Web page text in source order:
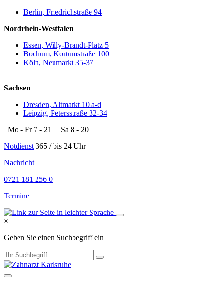
Berlin, Friedrichstraße 94
Nordrhein-Westfalen
Essen, Willy-Brandt-Platz 5
Bochum, Kortumstraße 100
Köln, Neumarkt 35-37
Sachsen
Dresden, Altmarkt 10 a-d
Leipzig, Petersstraße 32-34
Mo - Fr 7 - 21 | Sa 8 - 20
Notdienst 365 / bis 24 Uhr
​​​Nachricht
0721 181 256 0
Termine
×
Geben Sie einen Suchbegriff ein